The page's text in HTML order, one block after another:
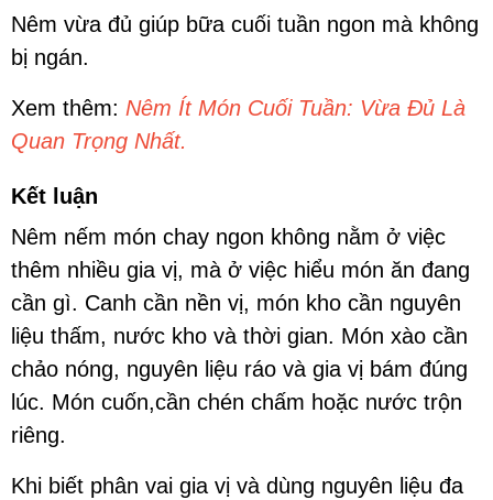
Nêm vừa đủ giúp bữa cuối tuần ngon mà không
bị ngán.
Xem thêm: Nêm Ít Món Cuối Tuần: Vừa Đủ Là
Quan Trọng Nhất.
Kết luận
Nêm nếm món chay ngon không nằm ở việc
thêm nhiều gia vị, mà ở việc hiểu món ăn đang
cần gì. Canh cần nền vị, món kho cần nguyên
liệu thấm, nước kho và thời gian. Món xào cần
chảo nóng, nguyên liệu ráo và gia vị bám đúng
lúc. Món cuốn,cần chén chấm hoặc nước trộn
riêng.
Khi biết phân vai gia vị và dùng nguyên liệu đa